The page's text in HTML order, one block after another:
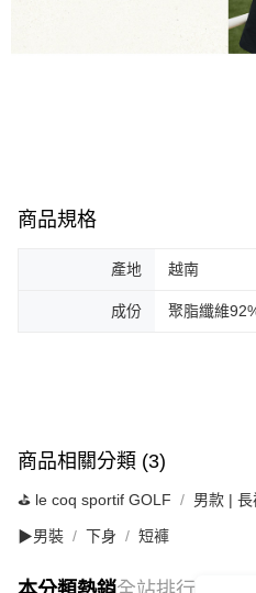
商品規格
產地 越南
成份 聚脂纖維
商品相關分類 (3)
⛳️ le coq sportif GOLF 男款 |
▶男裝 下身 短褲